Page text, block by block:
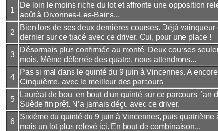
1
De loin le moins riche du lot et affronte une opposition
août à Divonnes-Les-Bains...
2
Bien lors de ses deux dernières courses. Déjà vainqueur
dernier sur ce tracé avec ce driver. Oui, pour une place !
3
Désormais plus confirmée au monté. Deux courses
mois. Même déferrée des quatre, nous attendrons...
4
Pas si mal dans le quinté du 9 juin à Vincennes. A
Cinquième, avec le meilleur des parcours
5
Lauréat de bout en bout d’un quinté sur ce parcours l’an
Suède fin prêt. N’a jamais déçu avec ce driver.
6
Sixième du quinté du 9 juin à Vincennes, puis quatrième
mais un lot plus relevé ici. En bout de combinaison...